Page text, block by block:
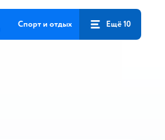
Спорт и отдых Ещё 10